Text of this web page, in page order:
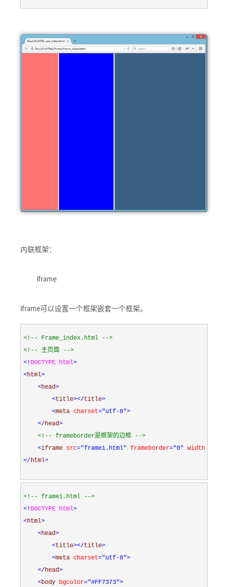
内联框架：
iframe
iframe可以设置一个框架嵌套一个框架。
<!-- Frame_index.html
-->
<!-- 主页面
-->
<! DOCTYPE html>
<html>
<head>
<title></title>
<meta charset="utf-8">
</head>
<!-- frameborder是框架的边框
-->
<iframe src="frame1.html" frameborder="0" width
</html>
<!-- frame1.html
-->
<! DOCTYPE html>
<html>
<head>
<title></title>
<meta charset="utf-8">
</head>
<body bgcolor="#FF7373">